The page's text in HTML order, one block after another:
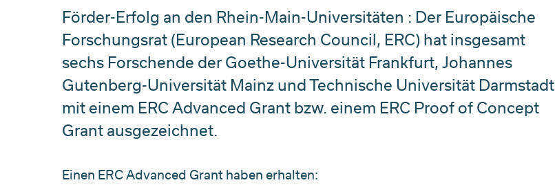
Förder-Erfolg an den Rhein-Main-Universitäten : Der Europäische
Forschungsrat (European Research Council, ERC) hat insgesamt
sechs Forschende der Goethe-Universität Frankfurt, Johannes
Gutenberg-Universität Mainz und Technische Universität Darmstadt
mit einem ERC Advanced Grant bzw. einem ERC Proof of Concept
Grant ausgezeichnet.
Einen ERC Advanced Grant haben erhalten: